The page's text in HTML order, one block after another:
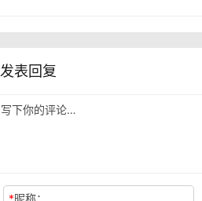
发表回复
*昵称：